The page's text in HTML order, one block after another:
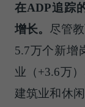
在ADP追踪
增长。 尽管
5.7万个新增
业（+3.6万
建筑业和休